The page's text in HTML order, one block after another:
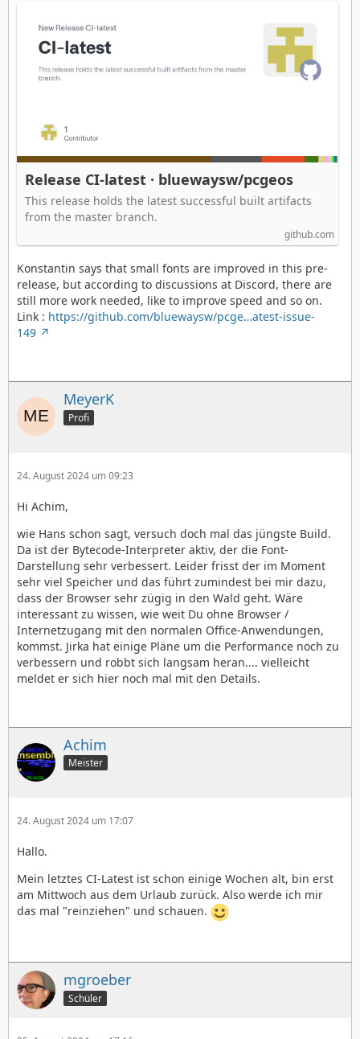
Release CI-latest · bluewaysw/pcgeos
This release holds the latest successful built artifacts
from the master branch.
github.com
Konstantin says that small fonts are improved in this pre-
release, but according to discussions at Discord, there are
still more work needed, like to improve speed and so on.
Link : https://github.com/bluewaysw/pcge…atest-issue-
149
MeyerK
Profi
24. August 2024 um 09:23
Hi Achim,
wie Hans schon sagt, versuch doch mal das jüngste Build.
Da ist der Bytecode-Interpreter aktiv, der die Font-
Darstellung sehr verbessert. Leider frisst der im Moment
sehr viel Speicher und das führt zumindest bei mir dazu,
dass der Browser sehr zügig in den Wald geht. Wäre
interessant zu wissen, wie weit Du ohne Browser /
Internetzugang mit den normalen Office-Anwendungen,
kommst. Jirka hat einige Pläne um die Performance noch zu
verbessern und robbt sich langsam heran.... vielleicht
meldet er sich hier noch mal mit den Details.
Achim
Meister
24. August 2024 um 17:07
Hallo.
Mein letztes CI-Latest ist schon einige Wochen alt, bin erst
am Mittwoch aus dem Urlaub zurück. Also werde ich mir
das mal "reinziehen" und schauen.
mgroeber
Schüler